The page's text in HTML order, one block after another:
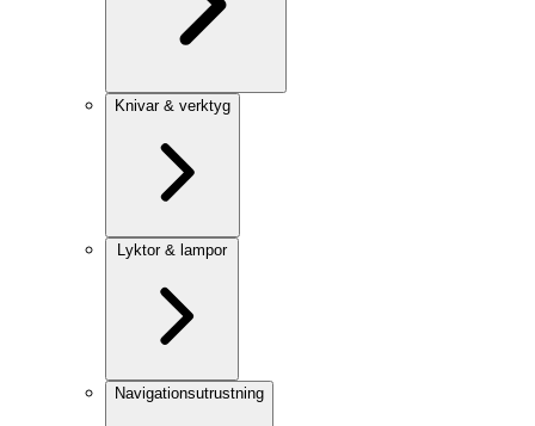
Knivar & verktyg
Lyktor & lampor
Navigationsutrustning